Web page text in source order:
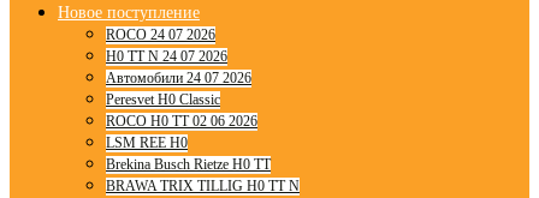
Новое поступление
ROCO 24 07 2026
H0 TT N 24 07 2026
Автомобили 24 07 2026
Peresvet H0 Classic
ROCO H0 TT 02 06 2026
LSM REE H0
Brekina Busch Rietze H0 TT
BRAWA TRIX TILLIG H0 TT N